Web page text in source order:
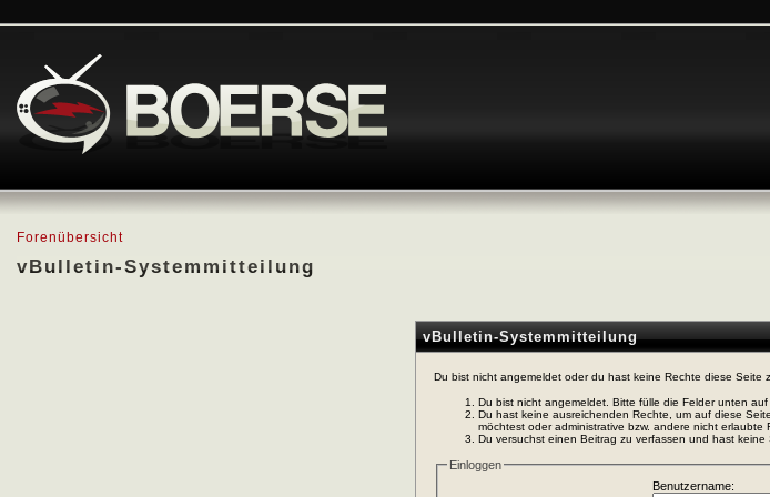
Forenübersicht
vBulletin-Systemmitteilung
vBulletin-Systemmitteilung
Du bist nicht angemeldet oder du hast keine Rechte diese Seite
Du bist nicht angemeldet. Bitte fülle die Felder unten
Du hast keine ausreichenden Rechte, um auf diese
möchtest oder administrative bzw. andere nicht erlaubte
Du versuchst einen Beitrag zu verfassen und hast
Einloggen
Benutzername: